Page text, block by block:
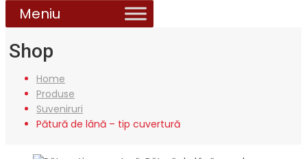
Shop
Home
Produse
Suveniruri
Pătură de lână – tip cuvertură